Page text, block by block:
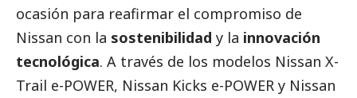
ocasión para reafirmar el compromiso de
Nissan con la sostenibilidad y la innovación
tecnológica. A través de los modelos Nissan X-
Trail e-POWER, Nissan Kicks e-POWER y Nissan